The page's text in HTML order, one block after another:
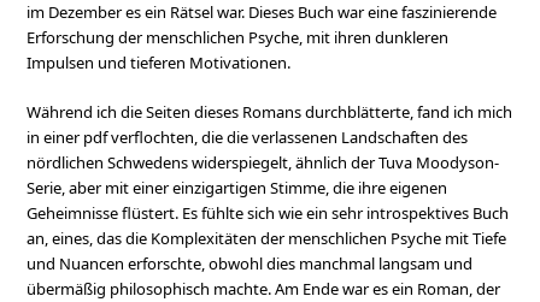
im Dezember es ein Rätsel war. Dieses Buch war eine faszinierende
Erforschung der menschlichen Psyche, mit ihren dunkleren
Impulsen und tieferen Motivationen.
Während ich die Seiten dieses Romans durchblätterte, fand ich mich
in einer pdf verflochten, die die verlassenen Landschaften des
nördlichen Schwedens widerspiegelt, ähnlich der Tuva Moodyson-
Serie, aber mit einer einzigartigen Stimme, die ihre eigenen
Geheimnisse flüstert. Es fühlte sich wie ein sehr introspektives Buch
an, eines, das die Komplexitäten der menschlichen Psyche mit Tiefe
und Nuancen erforschte, obwohl dies manchmal langsam und
übermäßig philosophisch machte. Am Ende war es ein Roman, der